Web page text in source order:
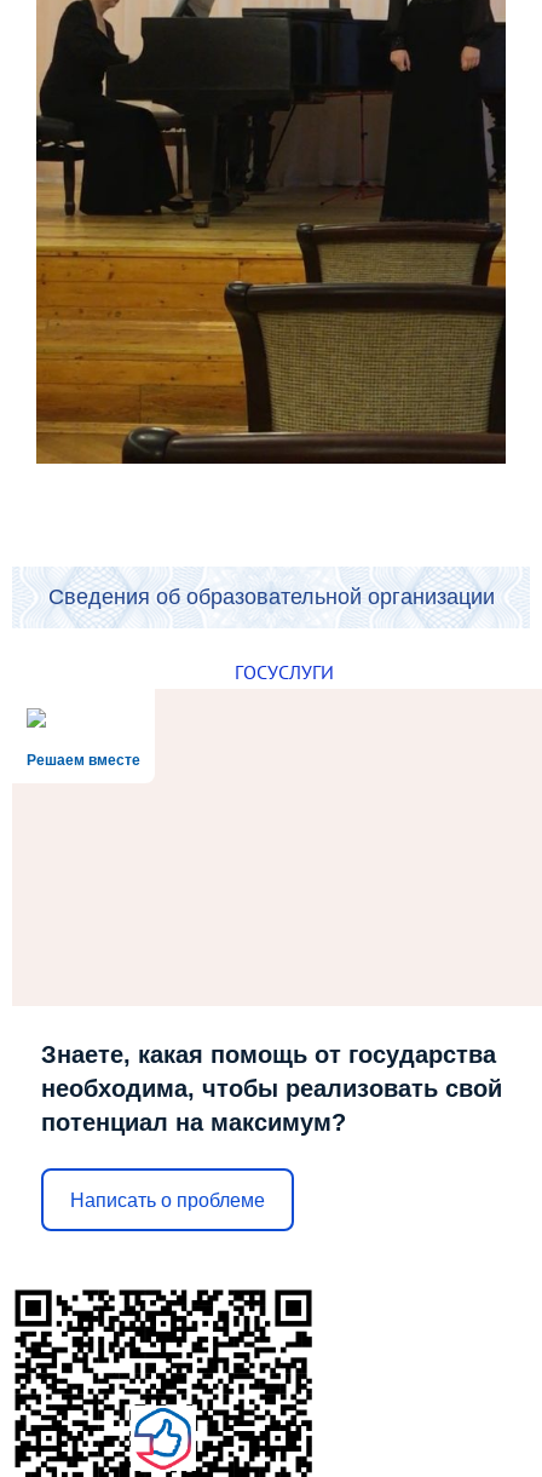
Сведения об образовательной организации
ГОСУСЛУГИ
Решаем вместе
Знаете, какая помощь от государства
необходима, чтобы реализовать свой
потенциал на максимум?
Написать о проблеме